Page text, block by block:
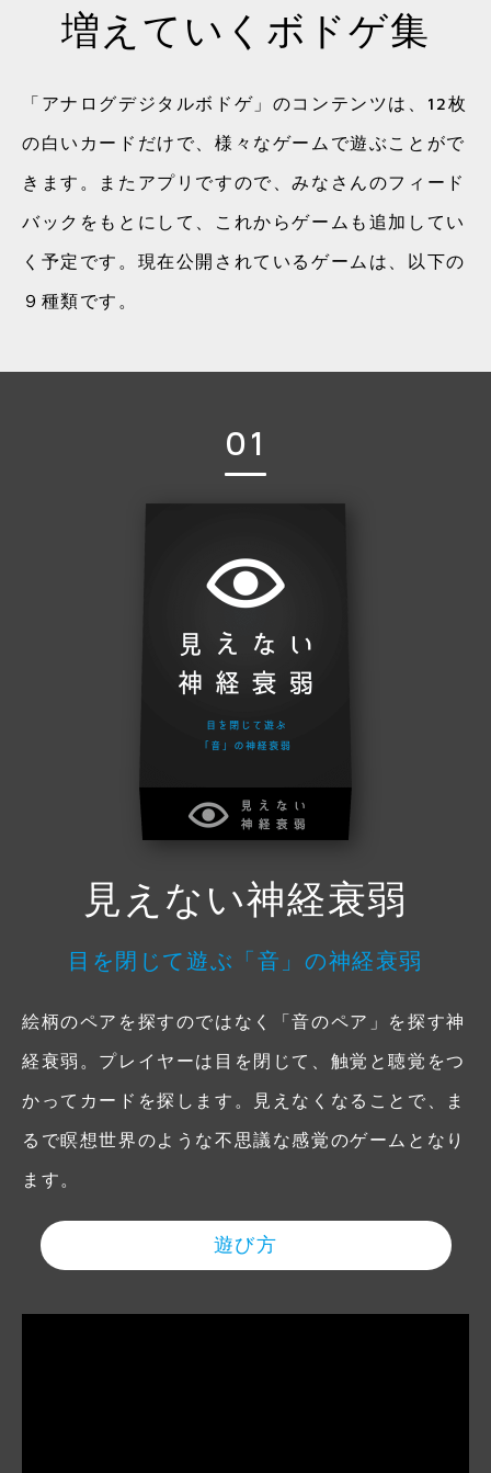
増えていくボドゲ集
「アナログデジタルボドゲ」のコンテンツは、12枚
の白いカードだけで、様々なゲームで遊ぶことがで
きます。またアプリですので、みなさんのフィード
バックをもとにして、これからゲームも追加してい
く予定です。現在公開されているゲームは、以下の
９種類です。
01
見えない神経衰弱
目を閉じて遊ぶ「音」の神経衰弱
絵柄のペアを探すのではなく「音のペア」を探す神
経衰弱。プレイヤーは目を閉じて、触覚と聴覚をつ
かってカードを探します。見えなくなることで、ま
るで瞑想世界のような不思議な感覚のゲームとなり
ます。
遊び方